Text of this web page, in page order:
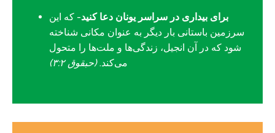
برای بیداری در سراسر یونان دعا کنید- که این
سرزمین باستانی بار دیگر به عنوان مکانی شناخته
شود که در آن انجیل، زندگی‌ها و ملت‌ها را متحول
می‌کند.(حبقوق ۳:۲)